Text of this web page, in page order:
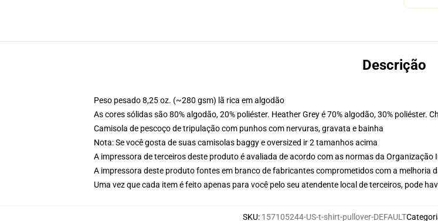
Descrição
Peso pesado 8,25 oz. (~280 gsm) lã rica em algodão
As cores sólidas são 80% algodão, 20% poliéster. Heather Grey é 70% algodão, 30% poliéster.
Camisola de pescoço de tripulação com punhos com nervuras, gravata e bainha
Nota: Se você gosta de suas camisolas baggy e oversized ir 2 tamanhos acima
A impressora de terceiros deste produto é avaliada de acordo com as normas da Organização
A impressora deste produto fontes em branco de fabricantes comprometidos com a melhoria
Uma vez que cada item é feito apenas para você pelo seu atendente local de terceiros, pode
SKU: 157105244-US-t-shirt-pullover-DEFAULT